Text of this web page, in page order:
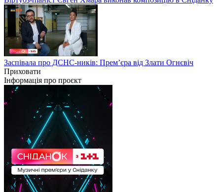
Заспівала про ДСНС-ників: Прем’єра від Злати Огнєвіч
Приховати
Інформація про проєкт